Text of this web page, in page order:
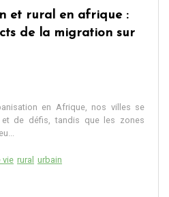
et rural en afrique :
de la migration sur
en Afrique, nos villes se
et de défis, tandis que les zones
vie rural urbain